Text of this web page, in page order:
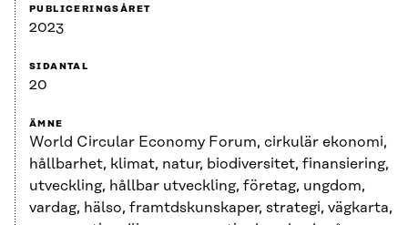
PUBLICERINGSÅRET
2023
SIDANTAL
20
ÄMNE
World Circular Economy Forum, cirkulär ekonomi,
hållbarhet, klimat, natur, biodiversitet, finansiering,
utveckling, hållbar utveckling, företag, ungdom,
vardag, hälso, framtdskunskaper, strategi, vägkarta,